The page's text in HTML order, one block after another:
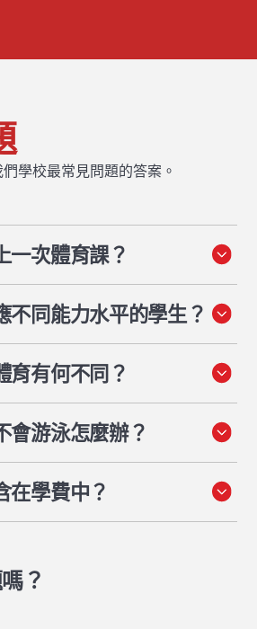
學校最常見問題的答案。
一次體育課？
的體育課時間會在泳池中進行。
不同能力水平的學生？
學生提供延伸選項，以及為仍在培
點建立能力。
育有何不同？
學生的身體素養、參與度以及在廣
賽的學生設計。學生若透過體育課
可以透過競技課程進一步發展。完
體育運動」部分。
會游泳怎麼辦？
學習泳池，加上每堂課兩位合格教
在學費中？
？